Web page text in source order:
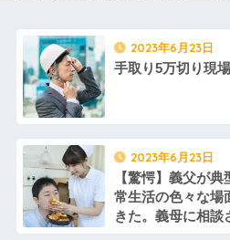
退職してしばらく経った頃、
元職場の取引先から連絡が来
た。話を聞くと納得できない内
容で…
義両親「空き家になるし住ん
でいいよ」私たち「じゃあお言
葉に甘えて…」→引っ越した途
て…
予定より早めに家に帰宅。リ
ビングに「裸の嫁」と男がい
た。まさかの不倫現場に遭遇...
進学クラスで教師への不満を
抱えていた中学生。悩んだ末に
取った行動が大人にも響くもの
「
か
前
ギレ
た
さ
な
2023年6月23日
手取り5万切り現
2023年6月23日
【驚愕】義父が
常生活の色々な場
きた。義母に相談